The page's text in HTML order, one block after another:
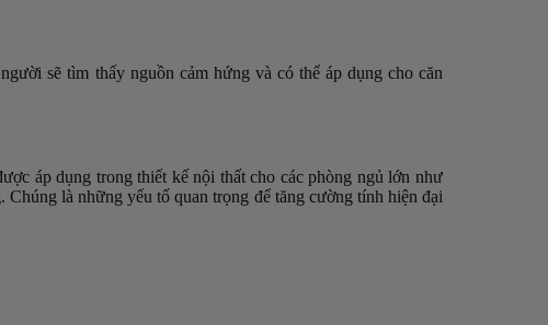
sẽ tìm thấy nguồn cảm hứng và có thể áp dụng cho căn
áp dụng trong thiết kế nội thất cho các phòng ngủ lớn như
là những yếu tố quan trọng để tăng cường tính hiện đại